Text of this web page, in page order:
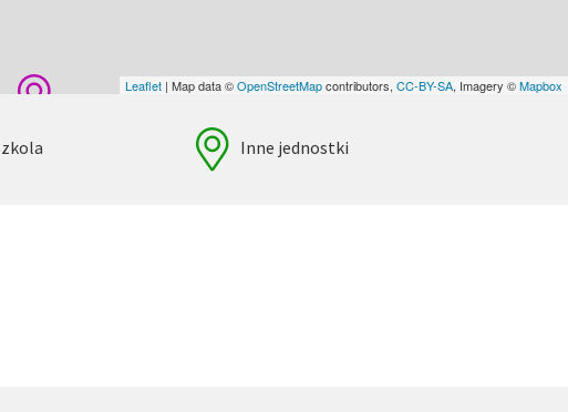
Leaflet | Map data ©OpenStreetMapcontributors, CC-BY-SA, Imagery ©Mapbox
Inne jednostki